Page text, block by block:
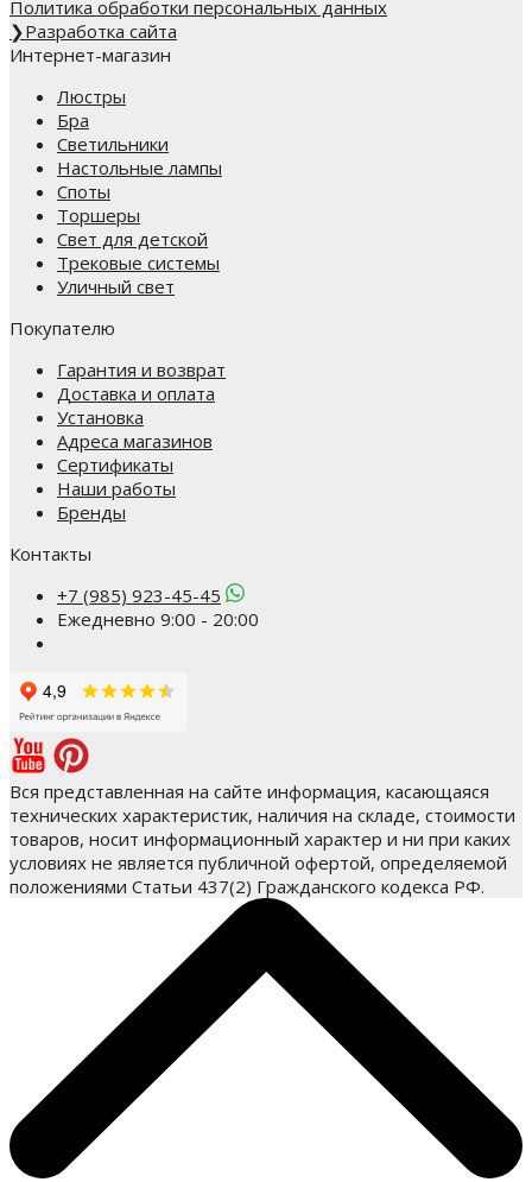
Политика обработки персональных данных
❯Разработка сайта
Интернет-магазин
Люстры
Бра
Светильники
Настольные лампы
Споты
Торшеры
Свет для детской
Трековые системы
Уличный свет
Покупателю
Гарантия и возврат
Доставка и оплата
Установка
Адреса магазинов
Сертификаты
Наши работы
Бренды
Контакты
+7 (985) 923-45-45
Ежедневно 9:00 - 20:00
Вся представленная на сайте информация, касающаяся
технических характеристик, наличия на складе, стоимости
товаров, носит информационный характер и ни при каких
условиях не является публичной офертой, определяемой
положениями Статьи 437(2) Гражданского кодекса РФ.